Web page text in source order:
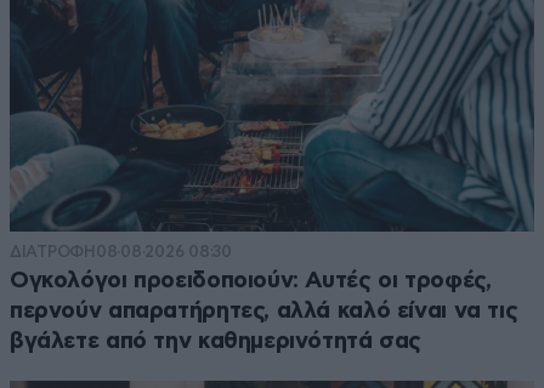
ΔΙΑΤΡΟΦΗ 08·08·2026 08:30
Ογκολόγοι προειδοποιούν: Αυτές οι τροφές,
περνούν απαρατήρητες, αλλά καλό είναι να τις
βγάλετε από την καθημερινότητά σας